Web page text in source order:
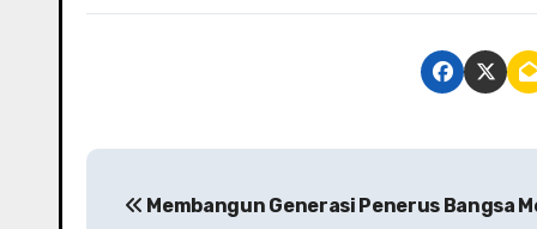
P
Membangun Generasi Penerus Bangsa